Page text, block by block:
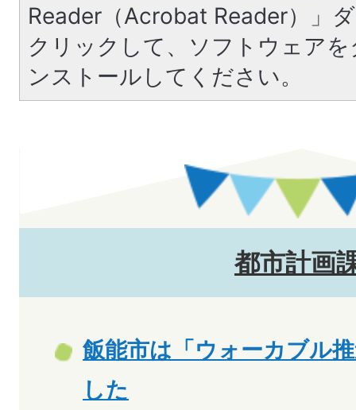
Reader（Acrobat Reader）」
クリックして、ソフトウェア
ンストールしてください。
都市計画
飯能市は「ウォーカブル
した